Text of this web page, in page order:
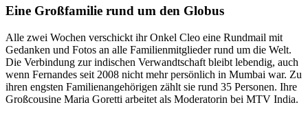
Eine Großfamilie rund um den Globus
Alle zwei Wochen verschickt ihr Onkel Cleo eine Rundmail mit
Gedanken und Fotos an alle Familienmitglieder rund um die Welt.
Die Verbindung zur indischen Verwandtschaft bleibt lebendig, auch
wenn Fernandes seit 2008 nicht mehr persönlich in Mumbai war. Zu
ihren engsten Familienangehörigen zählt sie rund 35 Personen. Ihre
Großcousine Maria Goretti arbeitet als Moderatorin bei MTV India.